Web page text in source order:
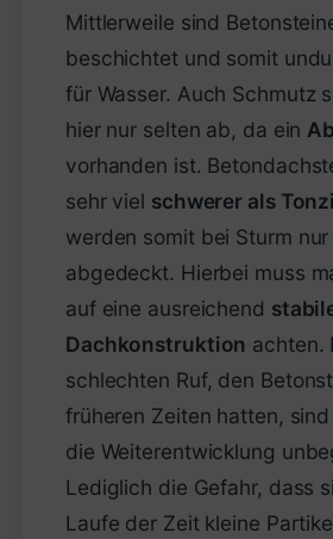
Mittlerweile sind
beschichtet und somit
für Wasser. Auch Schmutz
hier nur selten ab, da ein
vorhanden ist.
sehr viel schwerer als
werden somit bei Sturm
abgedeckt. Hierbei muss
auf eine ausreichend
Dachkonstruktion achten.
schlechten Ruf, den
früheren Zeiten hatten,
die Weiterentwicklung
Lediglich die Gefahr, dass
Laufe der Zeit kleine